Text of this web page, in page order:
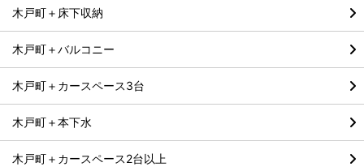
木戸町＋床下収納
木戸町＋バルコニー
木戸町＋カースペース3台
木戸町＋本下水
木戸町＋カースペース2台以上